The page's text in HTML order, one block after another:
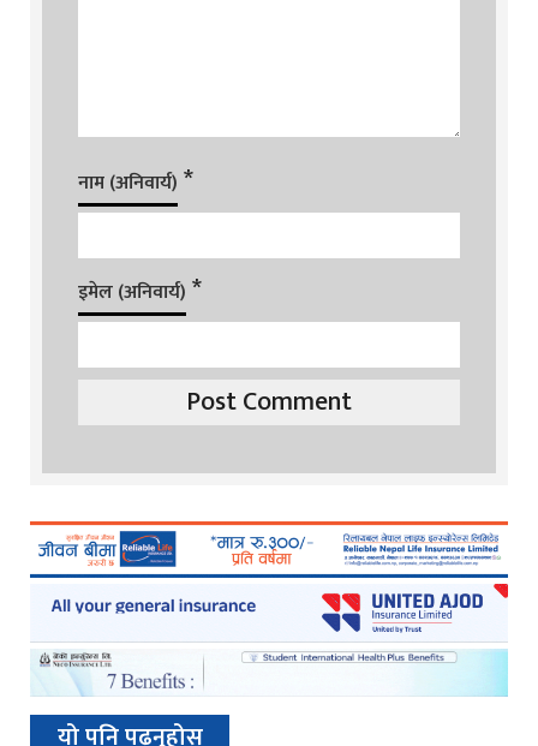
नाम (अनिवार्य) *
इमेल (अनिवार्य) *
यो पनि पढ्नुहोस्